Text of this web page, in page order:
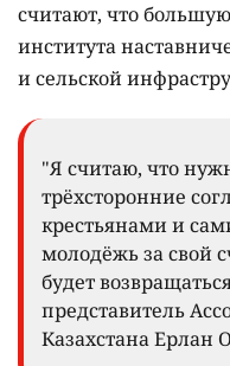
считают, что
института
и сельской
"Я считаю, что
трёхсторонние
крестьянами и
молодёжь за свой
будет
представитель
Казахстана Ерлан